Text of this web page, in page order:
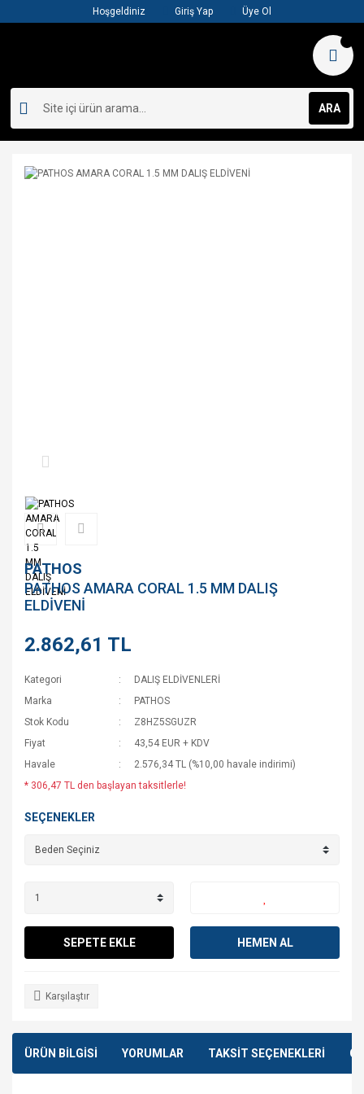
Hoşgeldiniz Giriş Yap Üye Ol
ARA
PATHOS
PATHOS AMARA CORAL 1.5 MM DALIŞ
ELDİVENİ
2.862,61 TL
Kategori
DALIŞ ELDİVENLERİ
Marka
PATHOS
Stok Kodu
Z8HZ5SGUZR
Fiyat
43,54 EUR + KDV
Havale
2.576,34 TL (%10,00 havale indirimi)
* 306,47 TL den başlayan taksitlerle!
SEÇENEKLER
SEPETE EKLE HEMEN AL
Karşılaştır
ÜRÜN BİLGİSİ YORUMLAR TAKSİT SEÇENEKLERİ